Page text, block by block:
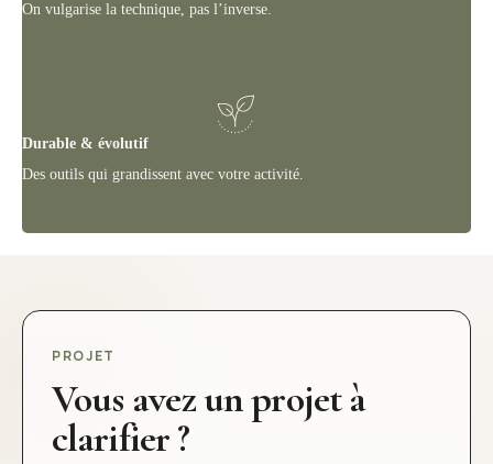
On vulgarise la technique, pas l’inverse.
Durable & évolutif
Des outils qui grandissent avec votre activité.
PROJET
Vous avez un projet à
clarifier ?